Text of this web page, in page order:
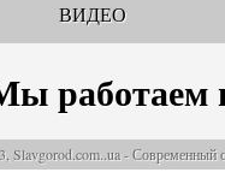
ВИДЕО
работаем
Slavgorod.com..ua - Современный